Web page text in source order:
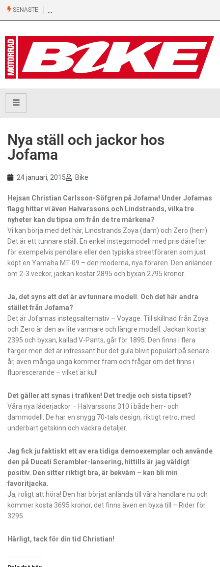
SENASTE
Nya ställ och jackor hos
Jofama
24 januari, 2015 Bike
Hejsan Christian Carlsson-Söfgren på Jofama! Under Jofamas
flagg hittar vi även Halvarssons och Lindstrands, vilka tre
nyheter kan du tipsa om från de tre märkena?
Vi kan börja med det här, Lindstrands Zoya (dam) och Zero (herr).
Det är ett tunnare ställ. En enkel instegsmodell med pris därefter
för exempelvis pendlare eller den typiska streetföraren som just
köpt en Yamaha MT-09 – den moderna, nya föraren. Den anländer
om 2-3 veckor, jackan kostar 2895 och byxan 2795 kronor.
Ja, det syns att det är av tunnare modell. Och det här andra
stället från Jofama?
Det är Jofamas instegsalternativ – Voyage. Till skillnad från Zoya
och Zero är den av lite varmare och längre modell. Jackan kostar
2395 och byxan, kallad V-Pants, går för 1895. Den finns i flera
färger men det är intressant hur det gula blivit populärt på senare
år, även många unga kommer fram och frågar om det finns i
fluorescerande – vilket är kul!
Det gäller att synas i trafiken! Det tredje och sista tipset?
Våra nya läderjackor – Halvarssons 310 i både herr- och
dammodell. De har en snygg 70-tals design, riktigt retro, med
underbart getskinn och vackra detaljer.
Jag fick ju faktiskt ett av era tidiga demoexemplar och använde
den på Ducati Scrambler-lansering, hittills är jag väldigt
positiv. Den sitter riktigt bra, är bekväm – kan bli min
favoritjacka.
Ja, roligt att höra! Den har börjat anlända till våra handlare nu och
kommer kosta 3695 kronor, det finns även en byxa till – Rider för
3295.
Härligt, tack för din tid Christian!